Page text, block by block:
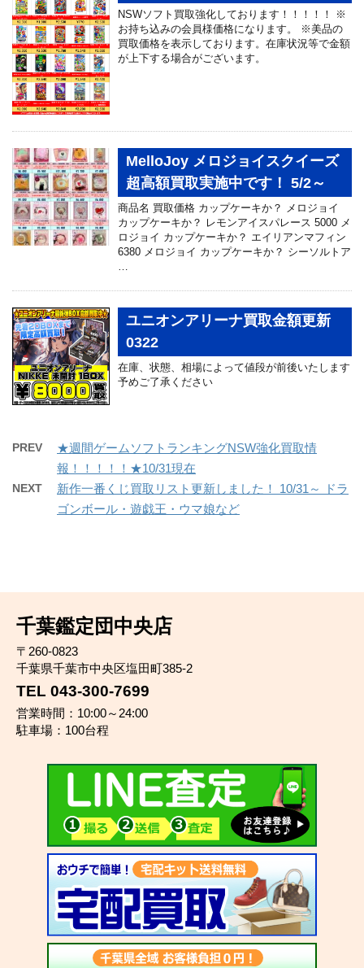
NSWソフト買取強化しております！！！！！ ※
お持ち込みの会員様価格になります。 ※美品の
買取価格を表示しております。在庫状況等で金額
が上下する場合がございます。
MelloJoy メロジョイスクイーズ
超高額買取実施中です！ 5/2～
商品名 買取価格 カップケーキか？ メロジョイ
カップケーキか？ レモンアイスパレース 5000 メ
ロジョイ カップケーキか？ エイリアンマフィン
6380 メロジョイ カップケーキか？ シーソルトア
ユニオンアリーナ買取金額更新
0322
在庫、状態、相場によって値段が前後いたします
予めご了承ください
PREV
★週間ゲームソフトランキングNSW強化買取情
報！！！！！★10/31現在
NEXT
新作一番くじ買取リスト更新しました！ 10/31～ ドラ
ゴンボール・遊戯王・ウマ娘など
千葉鑑定団中央店
〒260-0823
千葉県千葉市中央区塩田町385-2
TEL 043-300-7699
営業時間：10:00～24:00
駐車場：100台程